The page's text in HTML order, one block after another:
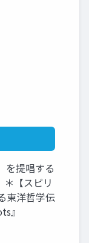
を提唱する
【スピリ
東洋哲学伝
』